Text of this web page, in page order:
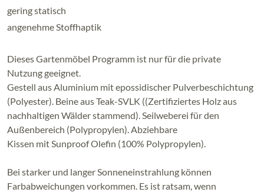
gering statisch
angenehme Stoffhaptik
Dieses Gartenmöbel Programm ist nur für die private
Nutzung geeignet.
Gestell aus Aluminium mit epossidischer Pulverbeschichtung
(Polyester). Beine aus Teak-SVLK ((Zertifiziertes Holz aus
nachhaltigen Wälder stammend). Seilweberei für den
Außenbereich (Polypropylen). Abziehbare
Kissen mit Sunproof Olefin (100% Polypropylen).
Bei starker und langer Sonneneinstrahlung können
Farbabweichungen vorkommen. Es ist ratsam, wenn